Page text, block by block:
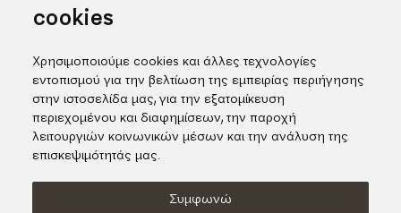
cookies
Χρησιμοποιούμε cookies και άλλες τεχνολογίες
εντοπισμού για την βελτίωση της εμπειρίας περιήγησης
στην ιστοσελίδα μας, για την εξατομίκευση
περιεχομένου και διαφημίσεων, την παροχή
λειτουργιών κοινωνικών μέσων και την ανάλυση της
επισκεψιμότητάς μας.
Συμφωνώ
Κεραμικό γαϊδουράκι
Εντυπωσιακή κεραμική
καμηλοπάρδαλη
1.520,00€